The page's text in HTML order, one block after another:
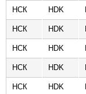
НСК HDK
НСК HDK
НСК HDK
НСК HDK
НСК HDK